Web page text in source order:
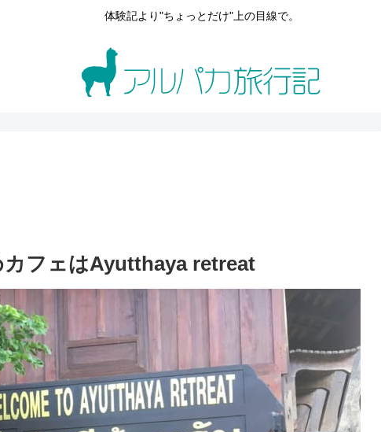
体験記より"ちょっとだけ"上の目線で。
カフェはAyutthaya retreat